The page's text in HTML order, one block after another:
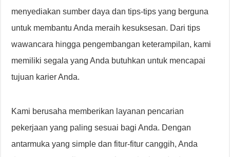
menyediakan sumber daya dan tips-tips yang berguna
untuk membantu Anda meraih kesuksesan. Dari tips
wawancara hingga pengembangan keterampilan, kami
memiliki segala yang Anda butuhkan untuk mencapai
tujuan karier Anda.
Kami berusaha memberikan layanan pencarian
pekerjaan yang paling sesuai bagi Anda. Dengan
antarmuka yang simple dan fitur-fitur canggih, Anda